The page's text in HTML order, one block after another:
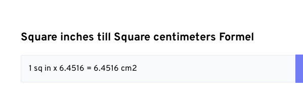
Square inches till Square centimeters Formel
1 sq in x 6.4516 = 6.4516 cm2